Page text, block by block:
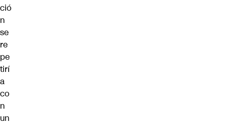
ció
n
se
re
pe
tirí
a
co
n
un